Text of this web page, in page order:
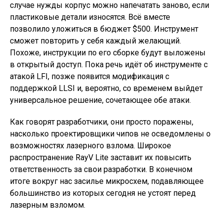
случае нужды корпус можно напечатать заново, если
пластиковые детали износятся. Всё вместе
позволило уложиться в бюджет $500. Инструмент
сможет повторить у себя каждый желающий.
Похоже, инструкции по его сборке будут выложены
в открытый доступ. Пока речь идёт об инструменте с
атакой LFI, позже появится модификация с
поддержкой LLSI и, вероятно, со временем выйдет
универсальное решение, сочетающее обе атаки.
Как говорят разработчики, они просто поражены,
насколько проектировщики чипов не осведомлены о
возможностях лазерного взлома. Широкое
распространение RayV Lite заставит их повысить
ответственность за свои разработки. В конечном
итоге вокруг нас засилье микросхем, подавляющее
большинство из которых сегодня не устоят перед
лазерным взломом.